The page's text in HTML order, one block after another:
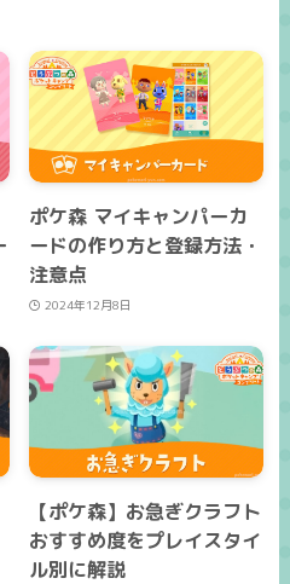
ポケ森 マイキャンパーカ
ードの作り方と登録方法・
注意点
2024年12月8日
【ポケ森】お急ぎクラフト
おすすめ度をプレイスタイ
ル別に解説